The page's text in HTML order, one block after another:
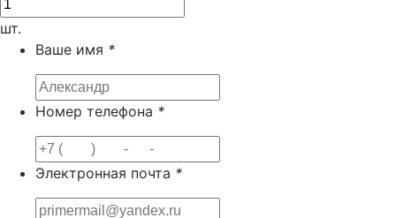
шт.
Ваше имя *
Номер телефона *
Электронная почта *